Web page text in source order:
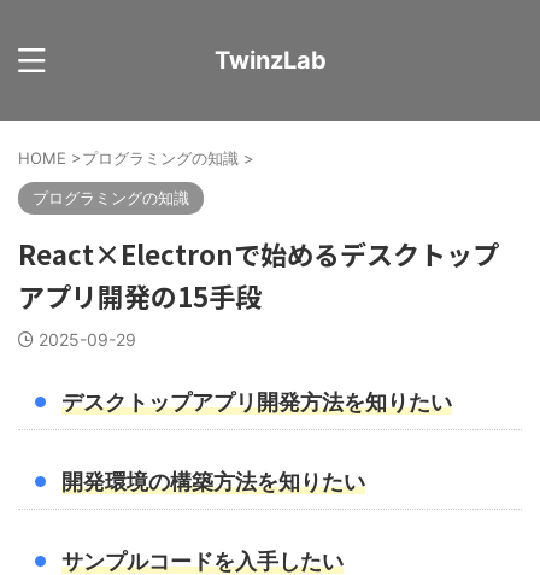
TwinzLab
HOME >プログラミングの知識 >
プログラミングの知識
React×Electronで始めるデスクトップ
アプリ開発の15手段
2025-09-29
デスクトップアプリ開発方法を知りたい
開発環境の構築方法を知りたい
サンプルコードを入手したい